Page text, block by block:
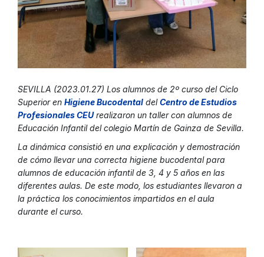
SEVILLA (2023.01.27) Los alumnos de 2º curso del Ciclo
Superior en Higiene Bucodental delCentro de Estudios
Profesionales CEUrealizaron un taller con alumnos de
Educación Infantil del colegio Martín de Gainza de Sevilla.
La dinámica consistió en una explicación y demostración
de cómo llevar una correcta higiene bucodental para
alumnos de educación infantil de 3, 4 y 5 años en las
diferentes aulas. De este modo, los estudiantes llevaron a
la práctica los conocimientos impartidos en el aula
durante el curso.